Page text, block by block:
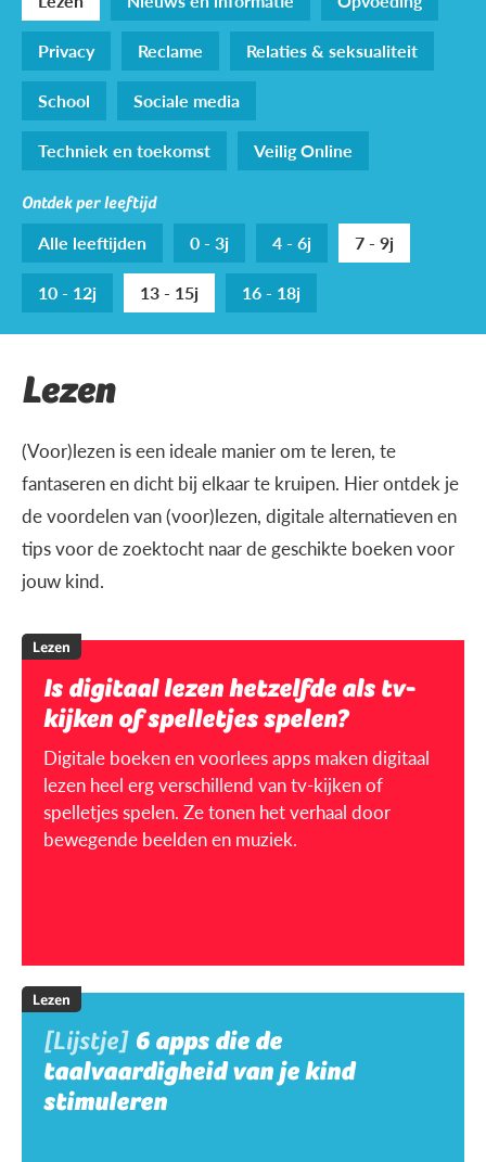
Privacy
Reclame
Relaties & seksualiteit
School
Sociale media
Techniek en toekomst
Veilig Online
Ontdek per leeftijd
Alle leeftijden 0 - 3j 4 - 6j
7 - 9j
10 - 12j
13 - 15j 16 - 18j
Lezen
(Voor)lezen is een ideale manier om te leren, te
fantaseren en dicht bij elkaar te kruipen. Hier ontdek je
de voordelen van (voor)lezen, digitale alternatieven en
tips voor de zoektocht naar de geschikte boeken voor
jouw kind.
Lezen
Is digitaal lezen hetzelfde als tv-
kijken of spelletjes spelen?
Digitale boeken en voorlees apps maken digitaal
lezen heel erg verschillend van tv-kijken of
spelletjes spelen. Ze tonen het verhaal door
bewegende beelden en muziek.
Lezen
[Lijstje] 6 apps die de
taalvaardigheid van je kind
stimuleren